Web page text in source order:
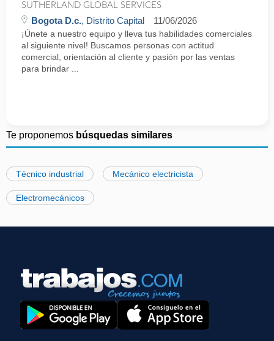
SUTHERLAND GLOBAL SERVICES
Bogota D.c., Distrito Capital 11/06/2026
¡Únete a nuestro equipo y lleva tus habilidades comerciales
al siguiente nivel! Buscamos personas con actitud
comercial, orientación al cliente y pasión por las ventas
para brindar ...
Te proponemos búsquedas similares
Técnico industrial Mecánico electricista
Electromecánicos